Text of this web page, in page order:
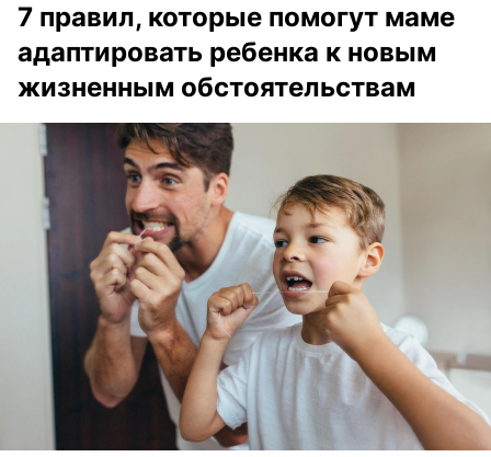
7 правил, которые помогут маме
адаптировать ребенка к новым
жизненным обстоятельствам